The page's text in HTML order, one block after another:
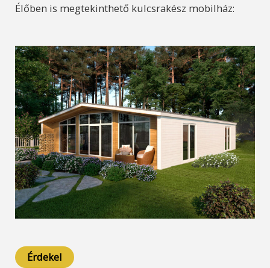
Élőben is megtekinthető kulcsrakész mobilház:
Érdekel